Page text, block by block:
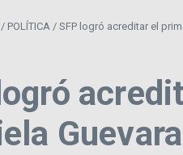
/ POLÍTICA / SFP logró acreditar el